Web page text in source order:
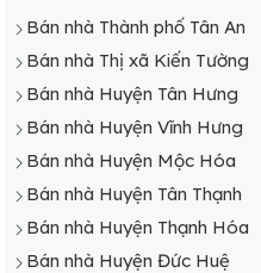
Bán nhà Thành phố Tân An
Bán nhà Thị xã Kiến Tường
Bán nhà Huyện Tân Hưng
Bán nhà Huyện Vĩnh Hưng
Bán nhà Huyện Mộc Hóa
Bán nhà Huyện Tân Thạnh
Bán nhà Huyện Thạnh Hóa
Bán nhà Huyện Đức Huệ